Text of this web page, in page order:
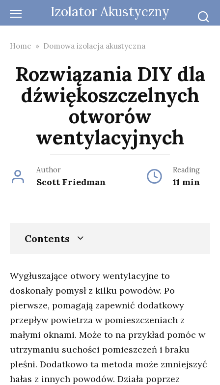
Izolator Akustyczny
Home » Domowa izolacja akustyczna
Rozwiązania DIY dla
dźwiękoszczelnych
otworów
wentylacyjnych
Author
Scott Friedman
Reading
11 min
Contents
Wygłuszające otwory wentylacyjne to
doskonały pomysł z kilku powodów. Po
pierwsze, pomagają zapewnić dodatkowy
przepływ powietrza w pomieszczeniach z
małymi oknami. Może to na przykład pomóc w
utrzymaniu suchości pomieszczeń i braku
pleśni. Dodatkowo ta metoda może zmniejszyć
hałas z innych powodów. Działa poprzez